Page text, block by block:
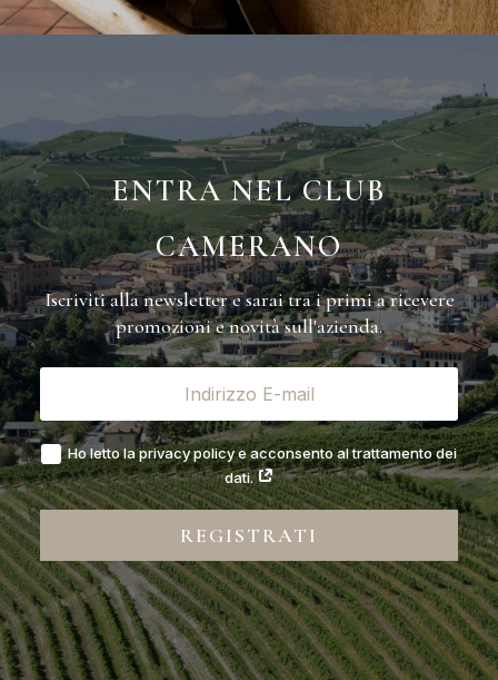
ENTRA NEL CLUB
CAMERANO
Iscriviti alla newsletter e sarai tra i primi a ricevere
promozioni e novità sull'azienda.
Ho letto la privacy policy e acconsento al trattamento dei
dati.
REGISTRATI